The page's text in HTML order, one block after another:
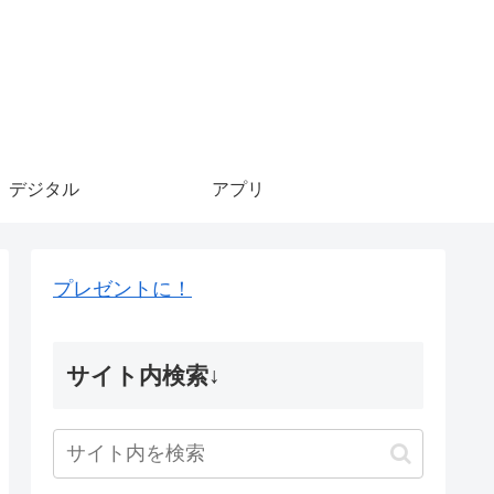
デジタル アプリ
プレゼントに！
サイト内検索↓